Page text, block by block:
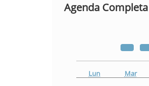
Agenda Completa
Lun Mar